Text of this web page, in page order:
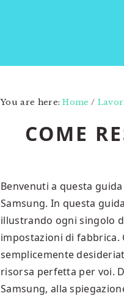
You are here:Home /
COME
Benvenuti a questa
Samsung. In questa
illustrando ogni singolo
impostazioni di fabbrica.
semplicemente
risorsa perfetta per voi.
Samsung, alla